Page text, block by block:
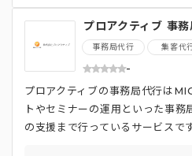
な工数を削減するといった依頼も
プロアクティブ 事務
事務局代行 集客代
-
プロアクティブの事務局代行は
トやセミナーの運用といった事
の支援まで行っているサービスで